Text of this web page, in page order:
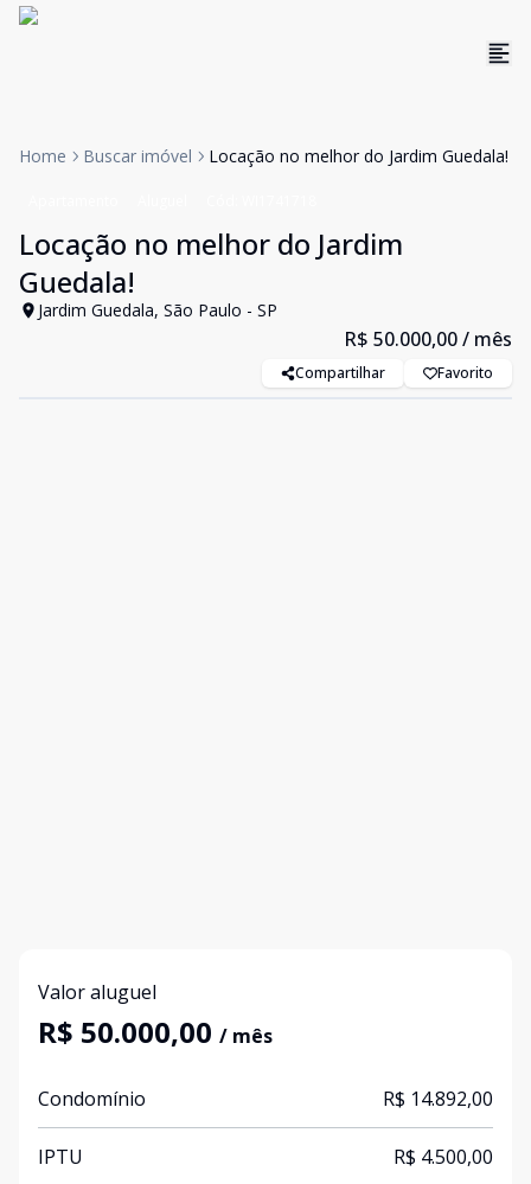
Home Buscar imóvel Locação no melhor do Jardim Guedala!
Locação no melhor do Jardim
Guedala!
Jardim Guedala, São Paulo - SP
R$ 50.000,00/ mês
Compartilhar Favorito
Valor aluguel
R$ 50.000,00 / mês
Condomínio R$ 14.892,00
IPTU R$ 4.500,00